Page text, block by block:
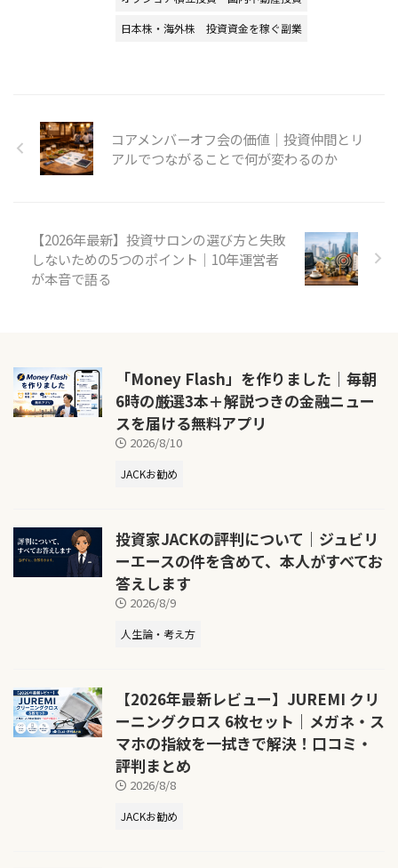
日本株・海外株
投資資金を稼ぐ副業
コアメンバーオフ会の価値｜投資仲間とリ
アルでつながることで何が変わるのか
【2026年最新】投資サロンの選び方と失敗
しないための5つのポイント｜10年運営者
が本音で語る
「Money Flash」を作りました｜毎朝
6時の厳選3本＋解説つきの金融ニュー
スを届ける無料アプリ
2026/8/10
JACKお勧め
投資家JACKの評判について｜ジュビリ
ーエースの件を含めて、本人がすべてお
答えします
2026/8/9
人生論・考え方
【2026年最新レビュー】JUREMI クリ
ーニングクロス 6枚セット｜メガネ・ス
マホの指紋を一拭きで解決！口コミ・
評判まとめ
2026/8/8
JACKお勧め